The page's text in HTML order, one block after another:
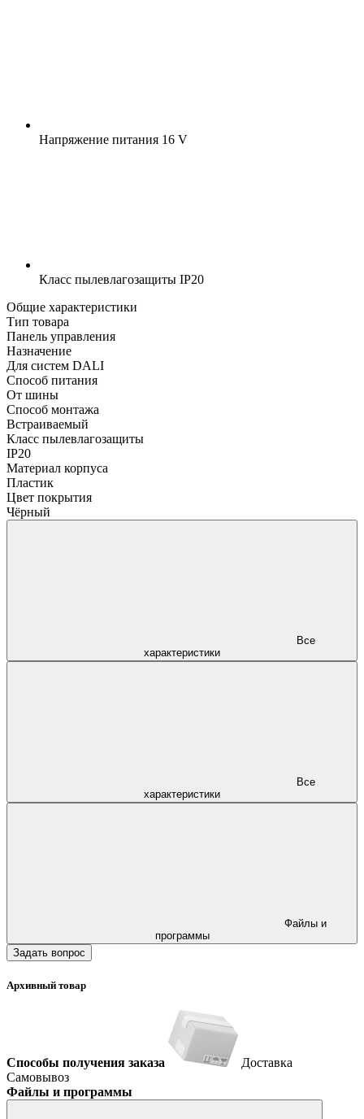
Напряжение питания 16 V
Класс пылевлагозащиты IP20
Общие характеристики
Тип товара
Панель управления
Назначение
Для систем DALI
Способ питания
От шины
Способ монтажа
Встраиваемый
Класс пылевлагозащиты
IP20
Материал корпуса
Пластик
Цвет покрытия
Чёрный
характеристики
характеристики
программы
Задать вопрос
Архивный товар
Способы получения заказа
Доставка
Самовывоз
Файлы и программы